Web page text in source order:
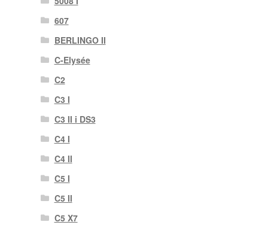
607
BERLINGO II
C-Elysée
C2
C3 I
C3 II i DS3
C4 I
C4 II
C5 I
C5 II
C5 X7